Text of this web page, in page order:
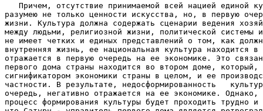
Причем, отсутствие принимаемой всей нацией единой
разумею не только ценности искусства, но, в первую
жизни. Культура должна содержать сценарии ведения
между людьми, религиозной жизни, политической
не имеет четких и единых представлений о том, как
внутренняя жизнь, ее национальная культура находится
отражается в первую очередь на ее экономике. Это
первого дома страны находится во втором доме, который,
сигнификатором экономики страны в целом, и ее
частности. В результате, недосформированность
очередь, негативно отражается на ее экономике.
процесс формирования культуры будет проходить трудно